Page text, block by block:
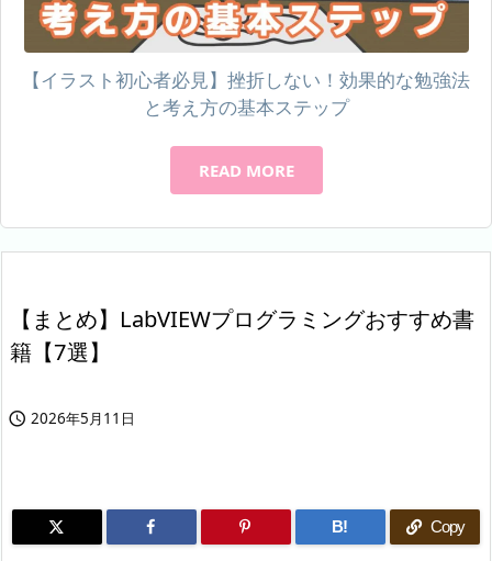
【イラスト初心者必見】挫折しない！効果的な勉強法
と考え方の基本ステップ
READ MORE
【まとめ】LabVIEWプログラミングおすすめ書
籍【7選】
 2026年5月11日
B! Copy